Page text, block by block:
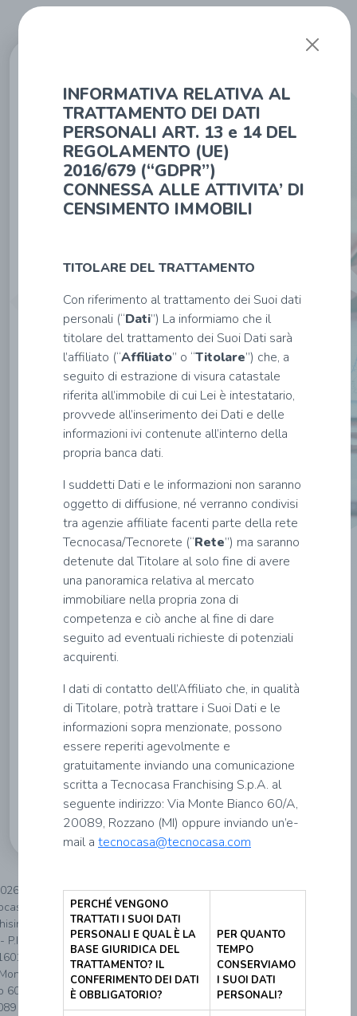
IMMOBILIARE
VALEGGIO S.R.L.
VIA ALTICHIERO
DA ZEVIO 5,
ANGOLO CON VIA
FILIPPO ZERLOTTI
- 37059 Zevio
(it_vr)
Tel: 378 4158687
-
vrhsh@tecnocasa.it
Inserisci
i
tuoi
dati
Cognome*
Codice
Fiscale*
INVIA
Informativa
privacy
INFORMATIVA RELATIVA AL
TRATTAMENTO DEI DATI
PERSONALI ART. 13 e 14 DEL
REGOLAMENTO (UE)
2016/679 (“GDPR”)
CONNESSA ALLE ATTIVITA’ DI
CENSIMENTO IMMOBILI
TITOLARE DEL TRATTAMENTO
Con riferimento al trattamento dei Suoi dati
personali (“Dati”) La informiamo che il
titolare del trattamento dei Suoi Dati sarà
l’affiliato (“Affiliato” o “Titolare”) che, a
seguito di estrazione di visura catastale
riferita all’immobile di cui Lei è intestatario,
provvede all’inserimento dei Dati e delle
informazioni ivi contenute all’interno della
propria banca dati.
I suddetti Dati e le informazioni non saranno
oggetto di diffusione, né verranno condivisi
tra agenzie affiliate facenti parte della rete
Tecnocasa/Tecnorete (“Rete”) ma saranno
detenute dal Titolare al solo fine di avere
una panoramica relativa al mercato
immobiliare nella propria zona di
competenza e ciò anche al fine di dare
seguito ad eventuali richieste di potenziali
acquirenti.
I dati di contatto dell’Affiliato che, in qualità
di Titolare, potrà trattare i Suoi Dati e le
informazioni sopra menzionate, possono
essere reperiti agevolmente e
gratuitamente inviando una comunicazione
scritta a Tecnocasa Franchising S.p.A. al
seguente indirizzo: Via Monte Bianco 60/A,
20089, Rozzano (MI) oppure inviando un’e-
mail a tecnocasa@tecnocasa.com
PERCHÉ VENGONO
TRATTATI I SUOI DATI
PERSONALI E QUAL È LA
BASE GIURIDICA DEL
TRATTAMENTO? IL
CONFERIMENTO DEI DATI
È OBBLIGATORIO?
PER QUANTO
TEMPO
CONSERVIAMO
I SUOI DATI
PERSONALI?
A